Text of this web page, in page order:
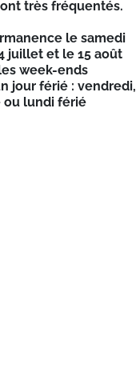
très fréquentés.
le samedi
juillet et le 15 août
week-ends
jour férié : vendredi,
ou lundi férié